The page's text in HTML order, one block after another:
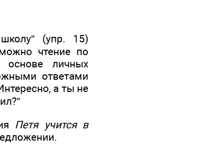
(упр. 15)
чтение по
личных
ответами
а ты не
Петя учится в